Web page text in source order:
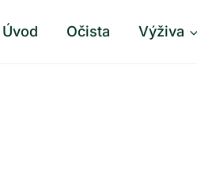
Úvod Očista Výživa